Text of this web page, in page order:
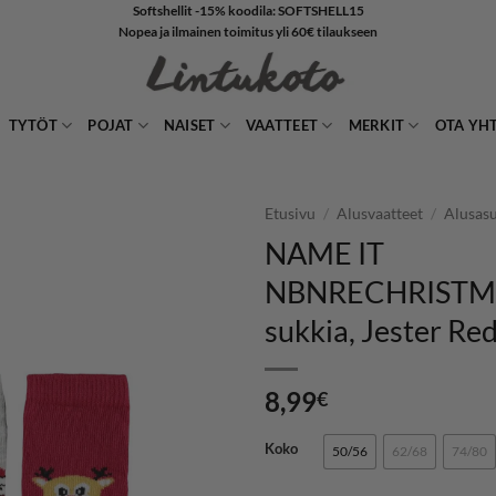
Softshellit -15% koodila: SOFTSHELL15
Nopea ja ilmainen toimitus yli 60€ tilaukseen
TYTÖT POJAT NAISET VAATTEET MERKIT OTA
Etusivu / Alusvaatteet /
NAME IT
sukkia, Jester Red
8,99€
Koko 50/56 62/68 74/80